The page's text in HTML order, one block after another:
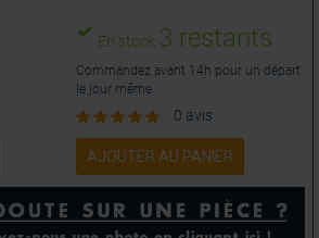
En stock 3 restants
Commandez avant 14h pour un départ
le jour même
0 avis
AJOUTER AU PANIER